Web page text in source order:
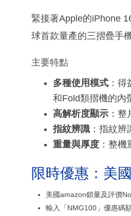
緊接著Apple的iPhone
球首款量產的三摺疊手
主要特點
多種使用模式 ：
和Fold類摺機的內
高解析度顯示 ：
指紋辨識 ：指紋
重量與厚度 ：整
限時優惠：美
美國amazon鎖量及評價
輸入「NMG100」優惠碼